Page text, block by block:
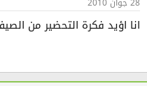
انا اؤيد فكرة التحضير من